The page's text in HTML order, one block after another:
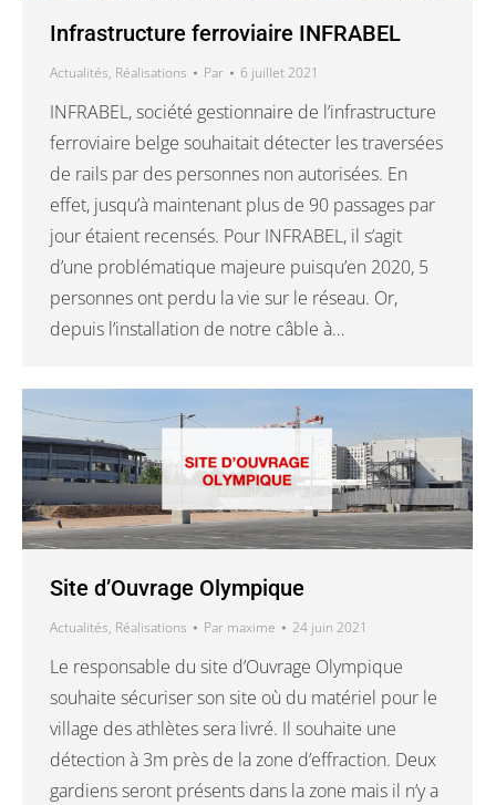
Infrastructure ferroviaire INFRABEL
Actualités, Réalisations Par 6 juillet 2021
INFRABEL, société gestionnaire de l’infrastructure
ferroviaire belge souhaitait détecter les traversées
de rails par des personnes non autorisées. En
effet, jusqu’à maintenant plus de 90 passages par
jour étaient recensés. Pour INFRABEL, il s’agit
d’une problématique majeure puisqu’en 2020, 5
personnes ont perdu la vie sur le réseau. Or,
depuis l’installation de notre câble à…
Site d’Ouvrage Olympique
Actualités, Réalisations Par maxime 24 juin 2021
Le responsable du site d’Ouvrage Olympique
souhaite sécuriser son site où du matériel pour le
village des athlètes sera livré. Il souhaite une
détection à 3m près de la zone d’effraction. Deux
gardiens seront présents dans la zone mais il n’y a